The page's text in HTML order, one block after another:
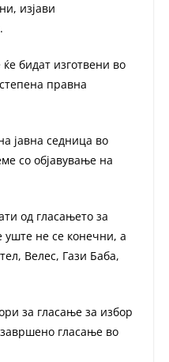
изјави
бидат изготвени во
правна
јавна седница во
со објавување на
од гласањето за
уште не се конечни, а
Велес, Гази Баба,
за гласање за избор
гласање во